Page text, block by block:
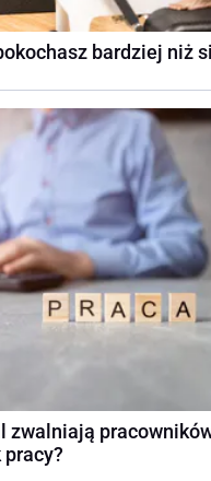
bardziej niż
zwalniają
pracy?